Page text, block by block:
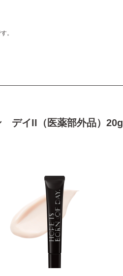
。
デイII（医薬部外品）20g